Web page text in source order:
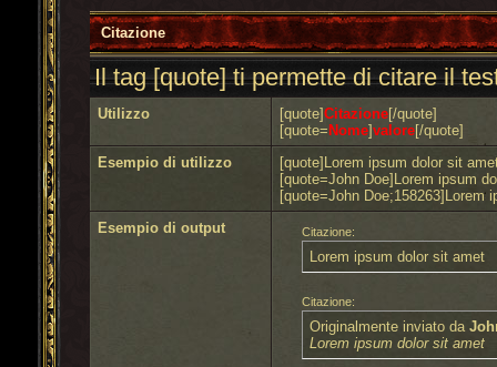
Citazione
Il tag [quote] ti permette di citare il
Utilizzo [quote]Citazione[/quote]
[quote= Nome]valore[/quote]
Esempio di utilizzo
[quote]Lorem ipsum dolor sit
[quote=John Doe]Lorem ipsum
[quote=John Doe;158263]Lorem
Esempio di output
Citazione:
Lorem ipsum dolor sit amet
Citazione:
Originalmente inviato da
Lorem ipsum dolor sit amet